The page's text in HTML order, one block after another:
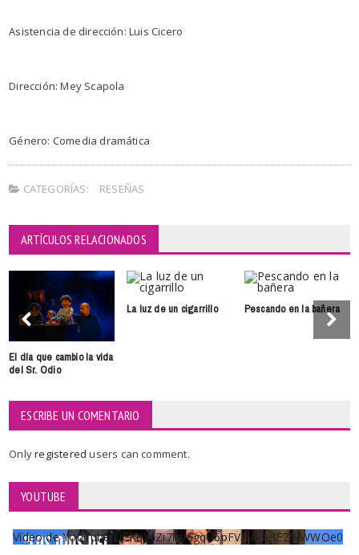
Asistencia de dirección: Luis Cicero
Dirección: Mey Scapola
Género: Comedia dramática
CATEGORÍAS: RESEÑAS
ARTÍCULOS RELACIONADOS
El día que cambio la vida
del Sr. Odio
La luz de un cigarrillo Pescando en la bañera
ESCRIBE UN COMENTARIO
Onlyregisteredusers can comment.
YOUTUBE
Vídeo de YouTube UCKqYjiZi7lzy6gqU6pFVFiA_A3EZ9JWWOe0